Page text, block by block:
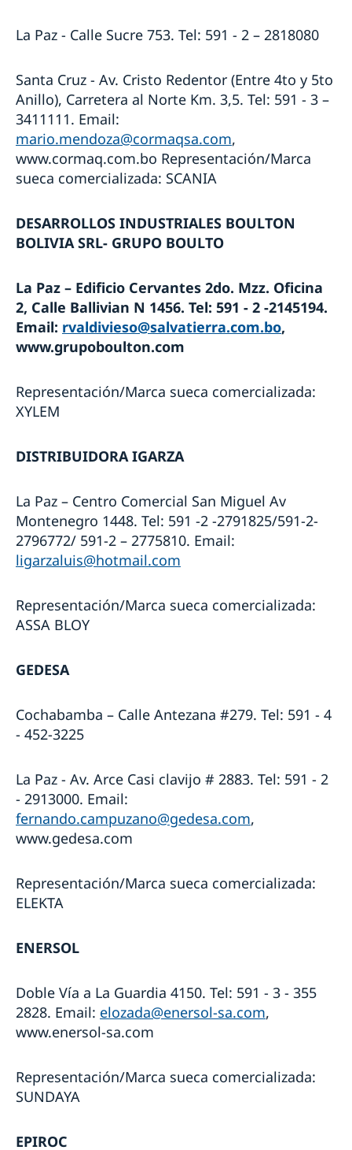
La Paz - Calle Sucre 753. Tel: 591 - 2 – 2818080
Santa Cruz - Av. Cristo Redentor (Entre 4to y 5to
Anillo), Carretera al Norte Km. 3,5. Tel: 591 - 3 –
3411111. Email:
mario.mendoza@cormaqsa.com,
www.cormaq.com.bo Representación/Marca
sueca comercializada: SCANIA
DESARROLLOS INDUSTRIALES BOULTON
BOLIVIA SRL- GRUPO BOULTO
La Paz – Edificio Cervantes 2do. Mzz. Oficina
2, Calle Ballivian N 1456. Tel: 591 - 2 -2145194.
Email: rvaldivieso@salvatierra.com.bo,
www.grupoboulton.com
Representación/Marca sueca comercializada:
XYLEM
DISTRIBUIDORA IGARZA
La Paz – Centro Comercial San Miguel Av
Montenegro 1448. Tel: 591 -2 -2791825/591-2-
2796772/ 591-2 – 2775810. Email:
ligarzaluis@hotmail.com
Representación/Marca sueca comercializada:
ASSA BLOY
GEDESA
Cochabamba – Calle Antezana #279. Tel: 591 - 4
- 452-3225
La Paz - Av. Arce Casi clavijo # 2883. Tel: 591 - 2
- 2913000. Email:
fernando.campuzano@gedesa.com,
www.gedesa.com
Representación/Marca sueca comercializada:
ELEKTA
ENERSOL
Doble Vía a La Guardia 4150. Tel: 591 - 3 - 355
2828. Email: elozada@enersol-sa.com,
www.enersol-sa.com
Representación/Marca sueca comercializada:
SUNDAYA
EPIROC